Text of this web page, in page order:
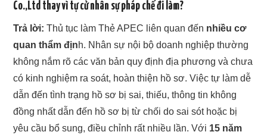
Co.,Ltd thay vì tự cử nhân sự pháp chế đi làm?
Trả lời: Thủ tục làm Thẻ APEC liên quan đến nhiều cơ
quan thẩm định. Nhân sự nội bộ doanh nghiệp thường
không nắm rõ các văn bản quy định địa phương và chưa
có kinh nghiệm ra soát, hoàn thiện hồ sơ. Việc tự làm dễ
dẫn đến tình trạng hồ sơ bị sai, thiếu, thông tin không
đồng nhất dẫn đến hồ sơ bị từ chối do sai sót hoặc bị
yêu cầu bổ sung, điều chỉnh rất nhiều lần. Với 15 năm